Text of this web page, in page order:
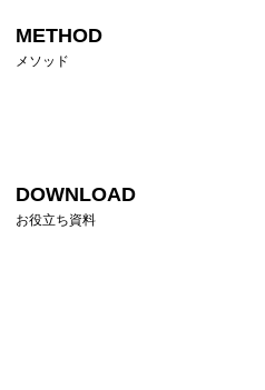
METHOD
メソッド
DOWNLOAD
お役立ち資料